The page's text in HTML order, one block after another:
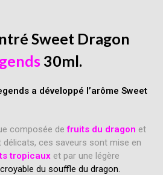
Sweet Dragon
30ml.
a développé l’arôme Sweet
composée defruits du dragon et
délicats, ces saveurs sont mise en
tropicaux et par une légère
du souffle du dragon.